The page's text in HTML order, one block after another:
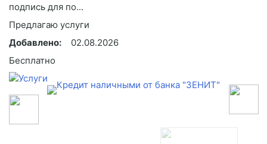
подпись для по...
Предлагаю услуги
Добавлено:
02.08.2026
Бесплатно